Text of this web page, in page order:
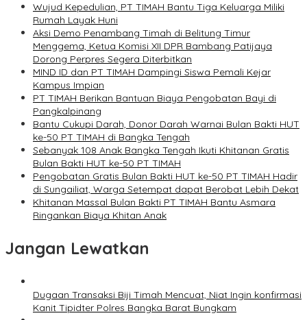
Wujud Kepedulian, PT TIMAH Bantu Tiga Keluarga Miliki
Rumah Layak Huni
Aksi Demo Penambang Timah di Belitung Timur
Menggema, Ketua Komisi XII DPR Bambang Patijaya
Dorong Perpres Segera Diterbitkan
MIND ID dan PT TIMAH Dampingi Siswa Pemali Kejar
Kampus Impian
PT TIMAH Berikan Bantuan Biaya Pengobatan Bayi di
Pangkalpinang
Bantu Cukupi Darah, Donor Darah Warnai Bulan Bakti HUT
ke-50 PT TIMAH di Bangka Tengah
Sebanyak 108 Anak Bangka Tengah Ikuti Khitanan Gratis
Bulan Bakti HUT ke-50 PT TIMAH
Pengobatan Gratis Bulan Bakti HUT ke-50 PT TIMAH Hadir
di Sungailiat, Warga Setempat dapat Berobat Lebih Dekat
Khitanan Massal Bulan Bakti PT TIMAH Bantu Asmara
Ringankan Biaya Khitan Anak
Jangan Lewatkan
Dugaan Transaksi Biji Timah Mencuat, Niat Ingin konfirmasi
Kanit Tipidter Polres Bangka Barat Bungkam